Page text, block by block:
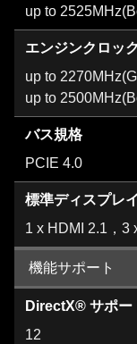
up to
エンジンクロッ
up to
up to
バス規格
PCIE 4.0
標準ディスプレ
1 x HDMI 2.1，3
機能サポート
DirectX® サポー
12